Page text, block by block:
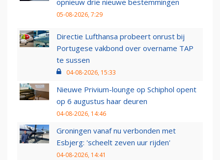
opnieuw drie nieuwe bestemmingen
05-08-2026, 7:29
Directie Lufthansa probeert onrust bij
Portugese vakbond over overname TAP
te sussen
04-08-2026, 15:33
Nieuwe Privium-lounge op Schiphol opent
op 6 augustus haar deuren
04-08-2026, 14:46
Groningen vanaf nu verbonden met
Esbjerg: 'scheelt zeven uur rijden'
04-08-2026, 14:41